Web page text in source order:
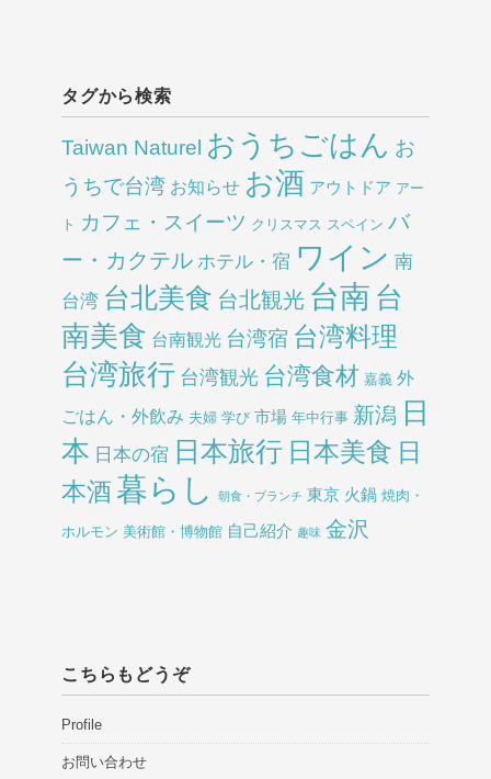
タグから検索
Taiwan Naturel おうちごはん お
うちで台湾 お知らせ お酒 アウトドア アー
ト カフェ・スイーツ クリスマス スペイン バ
ー・カクテル ホテル・宿 ワイン 南
台湾 台北美食 台北観光 台南 台
南美食 台南観光 台湾宿 台湾料理
台湾旅行 台湾観光 台湾食材 嘉義 外
ごはん・外飲み 夫婦 学び 市場 年中行事 新潟 日
本 日本の宿 日本旅行 日本美食 日
本酒 暮らし 朝食・ブランチ 東京 火鍋 焼肉・
ホルモン 美術館・博物館 自己紹介 趣味 金沢
こちらもどうぞ
Profile
お問い合わせ